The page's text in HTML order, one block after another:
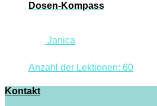
Dosen-Kompass
Janica
Anzahl der Lektionen: 60
Kontakt